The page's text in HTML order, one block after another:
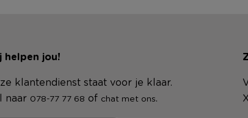
helpen jou!
klantendienst staat voor je klaar.
naar 078-77 77 68 of chat met ons.